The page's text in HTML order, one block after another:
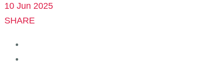
10 Jun 2025
SHARE